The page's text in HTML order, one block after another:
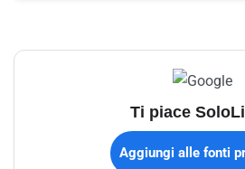
Ti piace
Aggiungi alle fonti